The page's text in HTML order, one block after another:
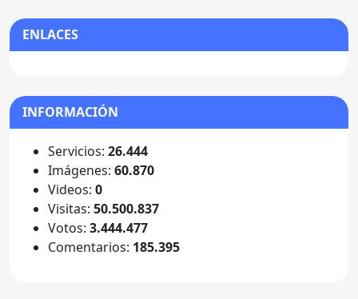
ENLACES
INFORMACIÓN
Servicios: 26.444
Imágenes: 60.870
Videos: 0
Visitas: 50.500.837
Votos: 3.444.477
Comentarios: 185.395